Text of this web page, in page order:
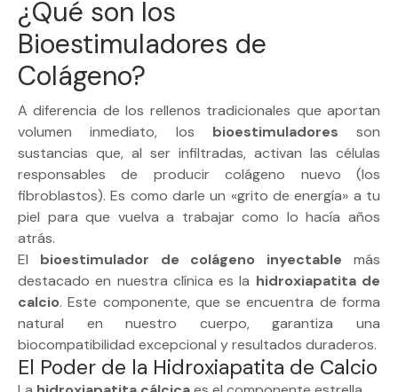
¿Qué son los
Bioestimuladores de
Colágeno?
A diferencia de los rellenos tradicionales que aportan
volumen inmediato, los bioestimuladores son
sustancias que, al ser infiltradas, activan las células
responsables de producir colágeno nuevo (los
fibroblastos). Es como darle un «grito de energía» a tu
piel para que vuelva a trabajar como lo hacía años
atrás.
El bioestimulador de colágeno inyectable más
destacado en nuestra clínica es la hidroxiapatita de
calcio. Este componente, que se encuentra de forma
natural en nuestro cuerpo, garantiza una
biocompatibilidad excepcional y resultados duraderos.
El Poder de la Hidroxiapatita de Calcio